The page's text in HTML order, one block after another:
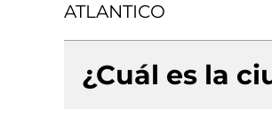
ATLANTICO
¿Cuál es la